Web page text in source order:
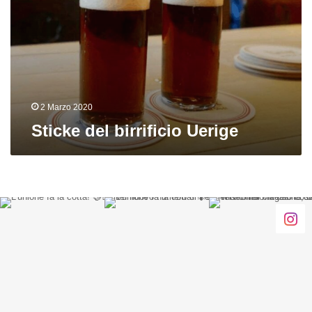
2 Marzo 2020
Sticke del birrificio Uerige